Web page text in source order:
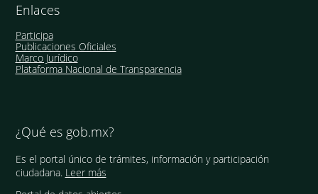
Enlaces
Participa
Publicaciones Oficiales
Marco Jurídico
Plataforma Nacional de Transparencia
¿Qué es gob.mx?
Es el portal único de trámites, información y participación
ciudadana. Leer más